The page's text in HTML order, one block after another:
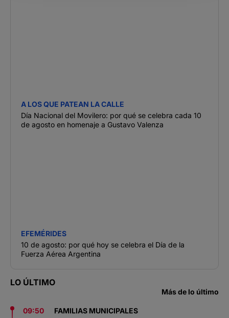
A LOS QUE PATEAN LA CALLE
Día Nacional del Movilero: por qué se celebra cada 10
de agosto en homenaje a Gustavo Valenza
EFEMÉRIDES
10 de agosto: por qué hoy se celebra el Día de la
Fuerza Aérea Argentina
LO ÚLTIMO
Más de lo último
09:50
FAMILIAS MUNICIPALES